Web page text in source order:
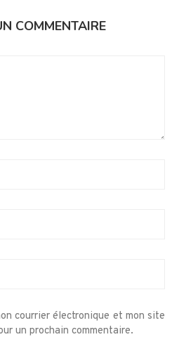
COMMENTAIRE
courrier électronique et mon site
un prochain commentaire.